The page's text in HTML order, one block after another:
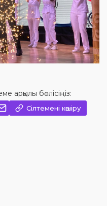
арқылы бөлісіңіз:
Сілтемені көшіру